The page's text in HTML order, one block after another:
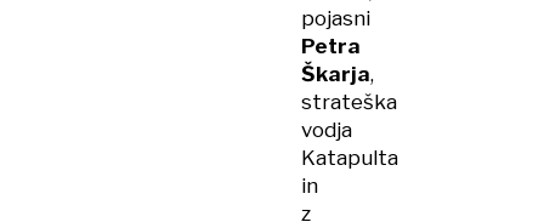
pojasni
Petra
Škarja,
strateška
vodja
Katapulta
in
z